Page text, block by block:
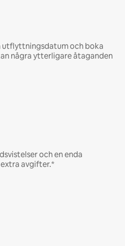
utflyttningsdatum och boka
några ytterligare åtaganden
och en enda
avgifter.*